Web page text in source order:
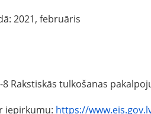
2021, februāris
Rakstiskās tulkošanas
iepirkumu: https://